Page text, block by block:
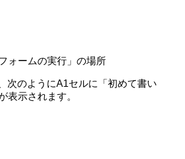
ォームの実行」の場所
次のようにA1セルに「初めて書い
表示されます。